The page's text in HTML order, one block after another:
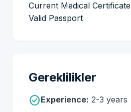
Current Medical Certificate
Valid Passport
Gereklilikler
check_circleExperience: 2-3 years